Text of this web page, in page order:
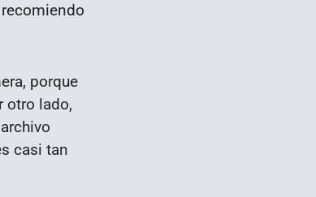
recomiendo
porque
otro lado,
casi tan